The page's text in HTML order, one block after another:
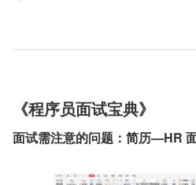
《程序员面试宝典》
面试需注意的问题：简历—HR